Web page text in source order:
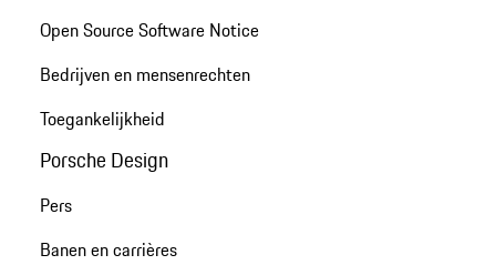
Open Source Software Notice
Bedrijven en mensenrechten
Toegankelijkheid
Porsche Design
Pers
Banen en carrières